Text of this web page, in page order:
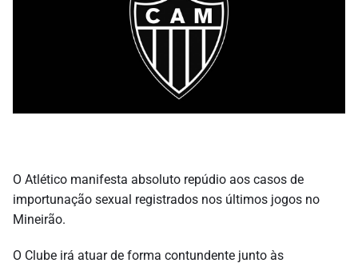
O Atlético manifesta absoluto repúdio aos casos de
importunação sexual registrados nos últimos jogos no
Mineirão.
O Clube irá atuar de forma contundente junto às